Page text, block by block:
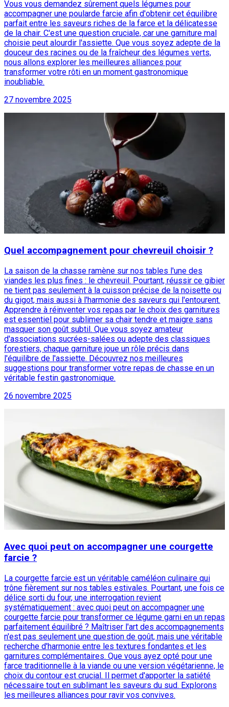
Vous vous demandez sûrement quels légumes pour
accompagner une poularde farcie afin d'obtenir cet équilibre
parfait entre les saveurs riches de la farce et la délicatesse
de la chair. C'est une question cruciale, car une garniture mal
choisie peut alourdir l'assiette. Que vous soyez adepte de la
douceur des racines ou de la fraîcheur des légumes verts,
nous allons explorer les meilleures alliances pour
transformer votre rôti en un moment gastronomique
inoubliable.
27 novembre 2025
Quel accompagnement pour chevreuil choisir ?
La saison de la chasse ramène sur nos tables l'une des
viandes les plus fines : le chevreuil. Pourtant, réussir ce gibier
ne tient pas seulement à la cuisson précise de la noisette ou
du gigot, mais aussi à l'harmonie des saveurs qui l'entourent.
Apprendre à réinventer vos repas par le choix des garnitures
est essentiel pour sublimer sa chair tendre et maigre sans
masquer son goût subtil. Que vous soyez amateur
d'associations sucrées-salées ou adepte des classiques
forestiers, chaque garniture joue un rôle précis dans
l'équilibre de l'assiette. Découvrez nos meilleures
suggestions pour transformer votre repas de chasse en un
véritable festin gastronomique.
26 novembre 2025
Avec quoi peut on accompagner une courgette
farcie ?
La courgette farcie est un véritable caméléon culinaire qui
trône fièrement sur nos tables estivales. Pourtant, une fois ce
délice sorti du four, une interrogation revient
systématiquement : avec quoi peut on accompagner une
courgette farcie pour transformer ce légume garni en un repas
parfaitement équilibré ? Maîtriser l'art des accompagnements
n'est pas seulement une question de goût, mais une véritable
recherche d'harmonie entre les textures fondantes et les
garnitures complémentaires. Que vous ayez opté pour une
farce traditionnelle à la viande ou une version végétarienne, le
choix du contour est crucial. Il permet d'apporter la satiété
nécessaire tout en sublimant les saveurs du sud. Explorons
les meilleures alliances pour ravir vos convives.